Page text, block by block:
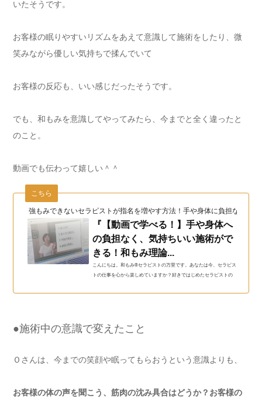
いたそうです。
お客様の眠りやすいリズムをあえて意識して施術をしたり、微
笑みながら優しい気持ちで揉んでいて
お客様の反応も、いい感じだったそうです。
でも、和もみを意識してやってみたら、今までと全く違ったと
のこと。
動画でも伝わって嬉しい＾＾
強もみできないセラピストが指名を増やす方法！手や身体に負担なく長く
こちら
『【動画で学べる！】手や身体へ
の負担なく、気持ちいい施術がで
きる！和もみ理論...
こんにちは。和もみ®セラピストの万里です。あなたは今、セラピス
トの仕事を心から楽しめていますか？好きではじめたセラピストの
●施術中の意識で変えたこと
Ｏさんは、今までの笑顔や眠ってもらおうという意識よりも、
お客様の体の声を聞こう、筋肉の沈み具合はどうか？お客様の